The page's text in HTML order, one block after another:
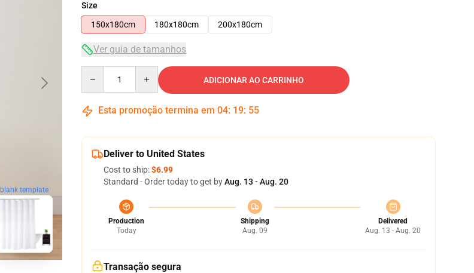
blank template
Size
150x180cm
180x180cm 200x180cm
Ver guia de tamanhos
ADICIONAR AO CARRINHO
Esta promoção termina em 04: 19: 54
Deliver to United States
Cost to ship:$6.99
Standard - Order today to get byAug. 13 - Aug. 20
Production
Today
Shipping
Aug. 09
Delivered
Aug. 13 - Aug. 20
Transação segura